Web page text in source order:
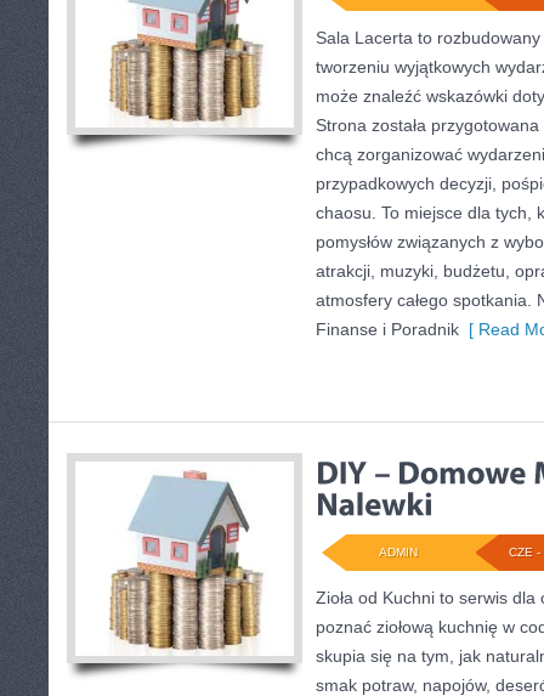
Sala Lacerta to
tworzeniu wyjątkowych
może znaleźć wskazówki
Strona została
chcą zorganizować
przypadkowych decyzji,
chaosu. To miejsce dla tych,
pomysłów związanych z
atrakcji, muzyki, budżetu,
atmosfery całego spotkania.
Finanse i Poradnik [ Read
CZE -
ADMIN
Zioła od Kuchni to serwis
poznać ziołową kuchnię w
skupia się na tym, jak
smak potraw, napojów,